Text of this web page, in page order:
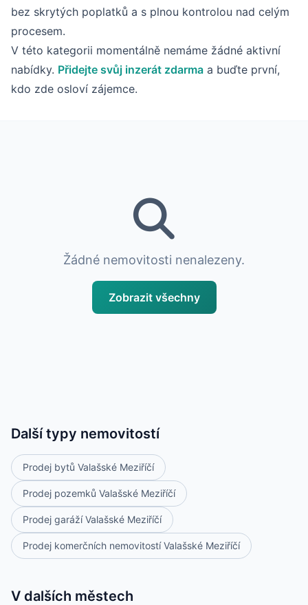
bez skrytých poplatků a s plnou kontrolou nad celým
procesem.
V této kategorii momentálně nemáme žádné aktivní
nabídky. Přidejte svůj inzerát zdarma a buďte první,
kdo zde osloví zájemce.
Žádné nemovitosti nenalezeny.
Zobrazit všechny
Další typy nemovitostí
Prodej bytů Valašské Meziříčí
Prodej pozemků Valašské Meziříčí
Prodej garáží Valašské Meziříčí
Prodej komerčních nemovitostí Valašské Meziříčí
V dalších městech